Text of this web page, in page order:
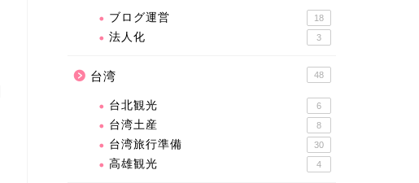
ブログ運営 18
法人化 3
台湾 48
台北観光 6
台湾土産 8
台湾旅行準備 30
高雄観光 4